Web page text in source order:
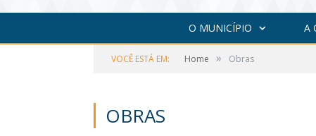
O MUNICÍPIO A
VOCÊ ESTÁ EM: Home » Obras
OBRAS